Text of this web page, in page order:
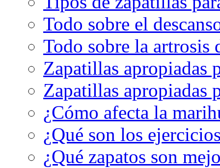
Todo sobre el
Todo sobre la artrosis
Zapatillas apropiadas
Zapatillas apropiadas
¿Cómo afecta la
¿Qué son los
¿Qué zapatos son